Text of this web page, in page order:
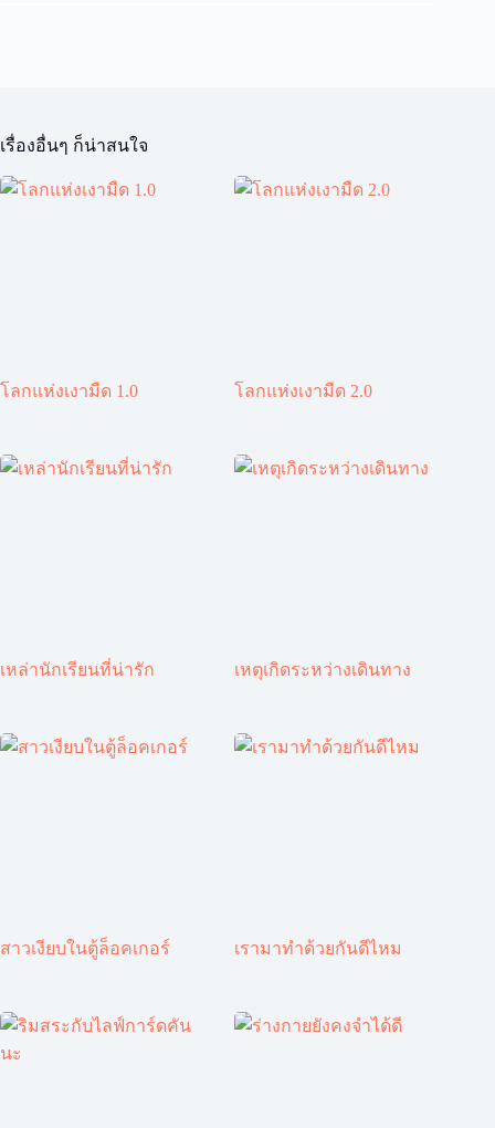
เรื่องอื่นๆ ก็น่าสนใจ
โลกแห่งเงามืด 1.0 โลกแห่งเงามืด 2.0
เหล่านักเรียนที่น่ารัก เหตุเกิดระหว่างเดินทาง
สาวเงียบในตู้ล็อคเกอร์ เรามาทำด้วยกันดีไหม